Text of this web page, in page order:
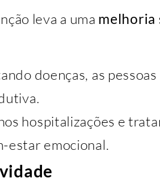
leva a uma melhoria
doenças, as
hospitalizações e
estar emocional.